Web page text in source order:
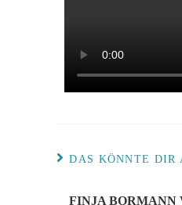
DAS KÖNNTE DIR
FINJA BORMANN